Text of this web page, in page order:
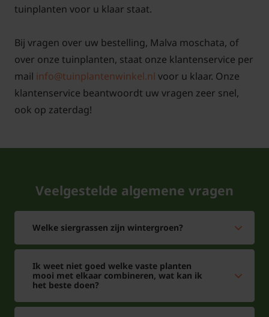
Uitgebloeide bloemstengels na de bloei wegknippen
stimuleren. Muskuskaasjeskruid zaait zich graag uit.
Zaailingen op ongewenste plekken eenvoudig
weghalen of verplaatsen naar een andere plek in de
border. In het vroege voorjaar verdroogde stengels
en blad wegknippen, zodat nieuwe scheuten alle
tuinplanten voor u klaar staat.
Bij vragen over uw bestelling, Malva moschata, of
over onze tuinplanten, staat onze klantenservice per
mail info@tuinplantenwinkel.nl voor u klaar. Onze
klantenservice beantwoordt uw vragen zeer snel,
ook op zaterdag!
Veelgestelde algemene vragen
Welke siergrassen zijn wintergroen?
Ik weet niet goed welke vaste planten
mooi met elkaar combineren, wat kan ik
het beste doen?